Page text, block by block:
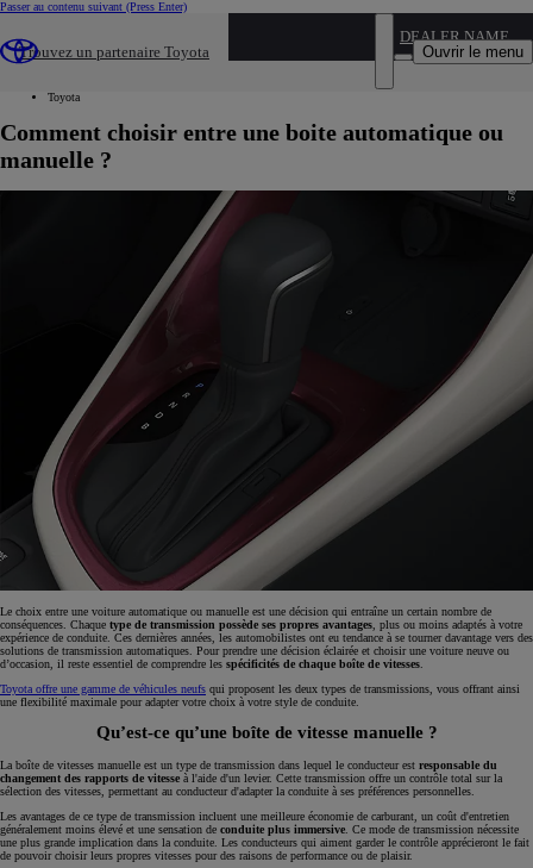
Passer au contenu suivant (Press Enter)
Trouvez un partenaire Toyota
DEALER NAME
Ouvrir le menu
Toyota
Comment choisir entre une boite automatique ou
manuelle ?
Le choix entre une voiture automatique ou manuelle est une décision qui entraîne un certain nombre de
conséquences. Chaque type de transmission possède ses propres avantages , plus ou moins adaptés à votre
expérience de conduite. Ces dernières années, les automobilistes ont eu tendance à se tourner davantage vers des
solutions de transmission automatiques. Pour prendre une décision éclairée et choisir une voiture neuve ou
d’occasion, il reste essentiel de comprendre les spécificités de chaque boîte de vitesses
Toyota offre une gamme de véhicules neufs qui proposent les deux types de transmissions, vous offrant ainsi
une flexibilité maximale pour adapter votre choix à votre style de conduite.
Qu’est-ce qu’une boîte de vitesse manuelle ?
La boîte de vitesses manuelle est un type de transmission dans lequel le conducteur est responsable du
changement des rapports de vitesse à l'aide d'un levier. Cette transmission offre un contrôle total sur la
sélection des vitesses, permettant au conducteur d'adapter la conduite à ses préférences personnelles.
Les avantages de ce type de transmission incluent une meilleure économie de carburant, un coût d'entretien
généralement moins élevé et une sensation de conduite plus immersive . Ce mode de transmission nécessite
une plus grande implication dans la conduite. Les conducteurs qui aiment garder le contrôle apprécieront le fait
de pouvoir choisir leurs propres vitesses pour des raisons de performance ou de plaisir.